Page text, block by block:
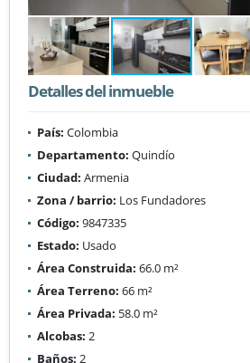
Detalles del inmueble
País: Colombia
Departamento: Quindío
Ciudad: Armenia
Zona / barrio: Los Fundadores
Código: 9847335
Estado: Usado
Área Construida: 66.0 m²
Área Terreno: 66 m²
Área Privada: 58.0 m²
Alcobas: 2
Baños: 2